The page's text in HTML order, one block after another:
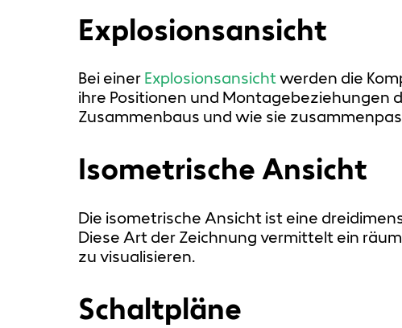
Explosionsansicht
Bei einer Explosionsansichtwerden die
ihre Positionen und Montagebeziehungen
Zusammenbaus und wie sie
Isometrische Ansicht
Die isometrische Ansicht ist eine
Diese Art der Zeichnung vermittelt ein
zu visualisieren.
Schaltpläne